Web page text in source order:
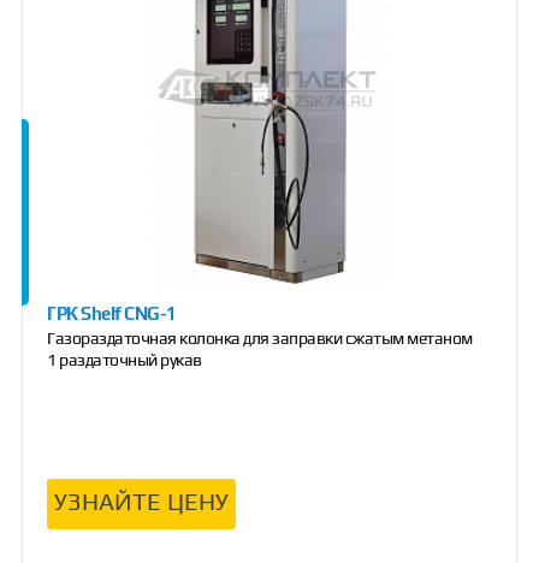
ГРК Shelf CNG-1
Газораздаточная колонка для заправки сжатым метаном
1 раздаточный рукав
УЗНАЙТЕ ЦЕНУ